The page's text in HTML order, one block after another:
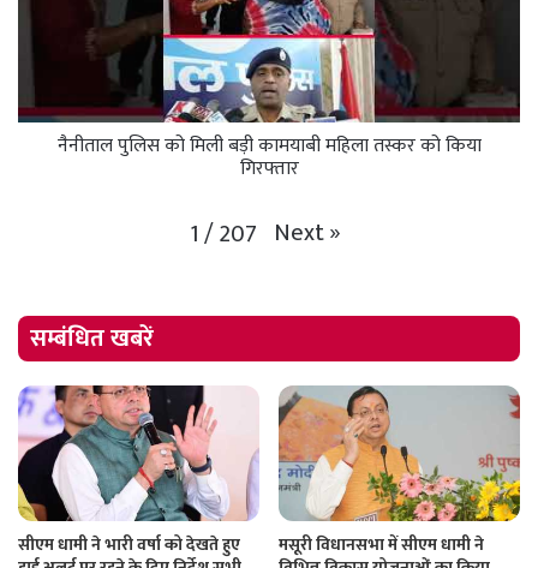
नैनीताल पुलिस को मिली बड़ी कामयाबी महिला तस्कर को किया
गिरफ्तार
1/207 Next»
सम्बंधित खबरें
सीएम धामी ने भारी वर्षा को देखते हुए
मसूरी विधानसभा में सीएम धामी ने